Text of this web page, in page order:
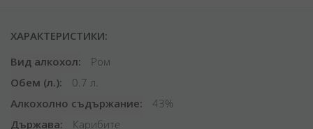
ХАРАКТЕРИСТИКИ:
Вид алкохол
Ром
Обем (л.)
0.7 л.
Алкохолно съдържание
43%
Държава
Карибите